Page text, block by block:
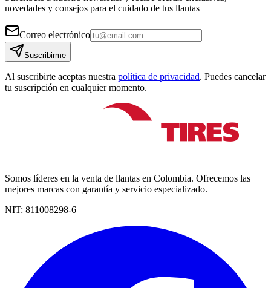
novedades y consejos para el cuidado de tus llantas
Correo electrónico
Suscribirme
Al suscribirte aceptas nuestra política de privacidad. Puedes cancelar
tu suscripción en cualquier momento.
Somos líderes en la venta de llantas en Colombia. Ofrecemos las
mejores marcas con garantía y servicio especializado.
NIT: 811008298-6